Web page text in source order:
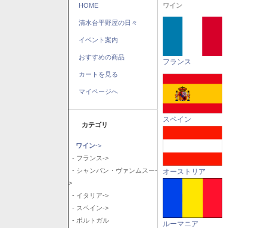
HOME
清水台平野屋の日々
イベント案内
おすすめの商品
カートを見る
マイページへ
カテゴリ
ワイン->
- フランス->
- シャンパン・ヴァンムスー-
>
- イタリア->
- スペイン->
- ポルトガル
ワイン
フランス
スペイン
オーストリア
ルーマニア